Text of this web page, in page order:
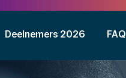
Deelnemers 2026 FAQ